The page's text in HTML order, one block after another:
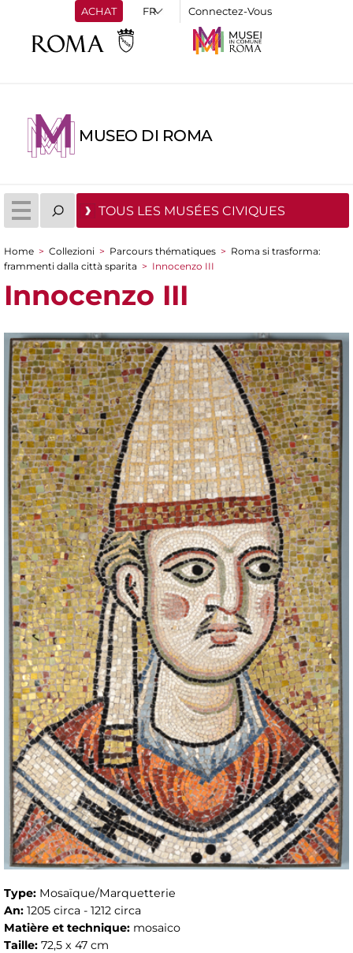
ACHAT Connectez-Vous
MUSEO DI ROMA
TOUS LES MUSÉES CIVIQUES
You are here
Home > Collezioni > Parcours thématiques > Roma si trasforma:
frammenti dalla città sparita > Innocenzo III
Innocenzo III
Type: Mosaïque/Marquetterie
An: 1205 circa - 1212 circa
Matière et technique: mosaico
Taille: 72,5 x 47 cm